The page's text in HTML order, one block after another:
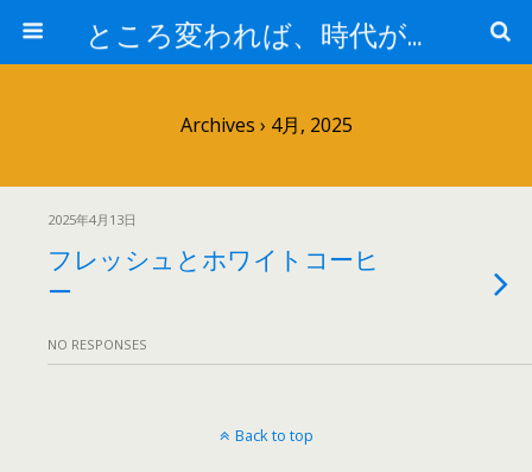
ところ変われば、時代が違えば
Archives › 4月, 2025
2025年4月13日
フレッシュとホワイトコーヒ
ー
NO RESPONSES
Back to top